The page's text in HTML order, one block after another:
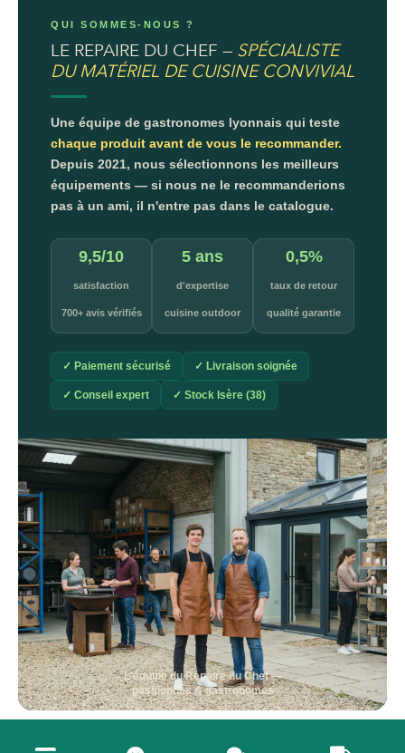
QUI SOMMES-NOUS ?
LE REPAIRE DU CHEF — SPÉCIALISTE
DU MATÉRIEL DE CUISINE CONVIVIAL
Une équipe de gastronomes lyonnais qui teste
chaque produit avant de vous le recommander.
Depuis 2021, nous sélectionnons les meilleurs
équipements — si nous ne le recommanderions
pas à un ami, il n'entre pas dans le catalogue.
9,5/10
satisfaction
700+ avis vérifiés
5 ans
d'expertise
cuisine outdoor
0,5%
taux de retour
qualité garantie
✓ Paiement sécurisé ✓ Livraison soignée
✓ Conseil expert ✓ Stock Isère (38)
L'équipe du Repaire du Chef —
passionnés & gastronomes